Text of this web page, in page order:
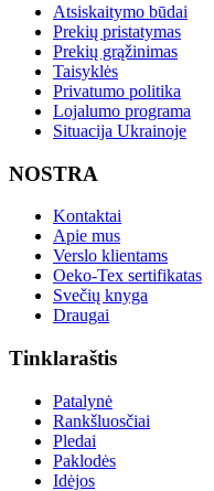
Atsiskaitymo būdai
Prekių pristatymas
Prekių grąžinimas
Taisyklės
Privatumo politika
Lojalumo programa
Situacija Ukrainoje
NOSTRA
Kontaktai
Apie mus
Verslo klientams
Oeko-Tex sertifikatas
Svečių knyga
Draugai
Tinklaraštis
Patalynė
Rankšluosčiai
Pledai
Paklodės
Idėjos